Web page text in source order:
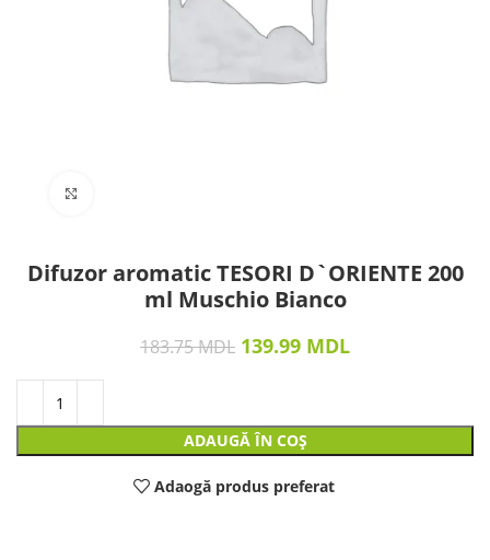
Difuzor aromatic TESORI D`ORIENTE 200
ml Muschio Bianco
183.75MDL 139.99 MDL
ADAUGĂ ÎN COȘ
Adaogă produs preferat